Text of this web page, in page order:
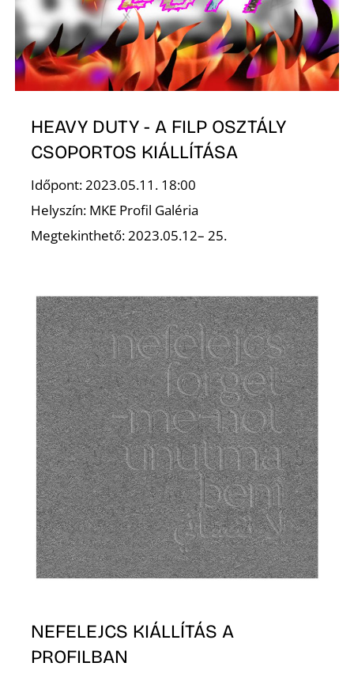
HEAVY DUTY - A FILP OSZTÁLY
CSOPORTOS KIÁLLÍTÁSA
Időpont: 2023.05.11. 18:00
Helyszín: MKE Profil Galéria
Megtekinthető: 2023.05.12– 25.
NEFELEJCS KIÁLLÍTÁS A
PROFILBAN